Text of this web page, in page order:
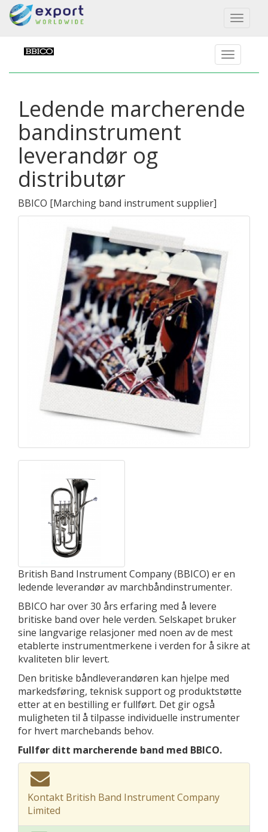
Toggle
Ledende marcherende
bandinstrument
leverandør og
distributør
BBICO [Marching band instrument supplier]
British Band Instrument Company (BBICO) er en
ledende leverandør av marchbåndinstrumenter.
BBICO har over 30 års erfaring med å levere
britiske band over hele verden. Selskapet bruker
sine langvarige relasjoner med noen av de mest
etablerte instrumentmerkene i verden for å sikre at
kvaliteten blir levert.
Den britiske båndleverandøren kan hjelpe med
markedsføring, teknisk support og produktstøtte
etter at en bestilling er fullført. Det gir også
muligheten til å tilpasse individuelle instrumenter
for hvert marchebands behov.
Fullfør ditt marcherende band med BBICO.
Kontakt British Band Instrument Company
Limited